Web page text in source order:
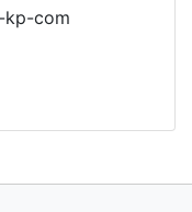
kp-com